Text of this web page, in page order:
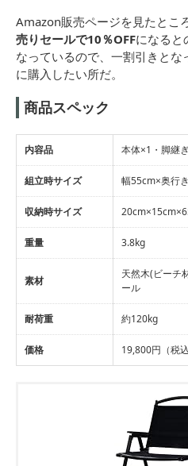
Amazon販売ページを見たところ
売りセールで10％OFFになると
なっているので、一割引きと
に購入したい所だ。
​商品スペック
内容品 本体×1・脚継
組立時サイズ 幅55cm×奥行
収納時サイズ
重量 3.8kg
素材
天然木(ビーチ
ール
耐荷重 約120kg
価格 19,800円（税込